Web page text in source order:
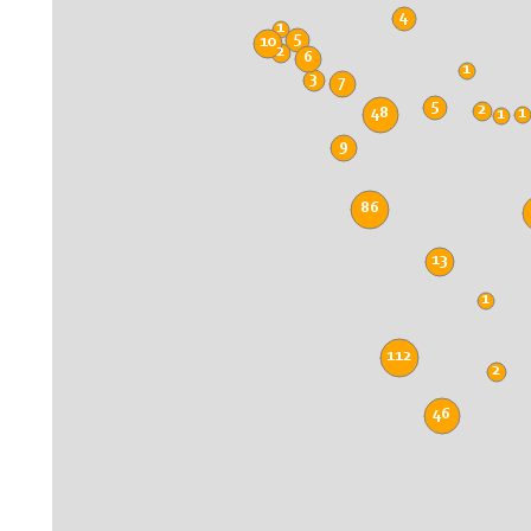
4
1
1
3
2
10
5
6
7
46
13
112
48
9
1
2
1
86
1
2
5